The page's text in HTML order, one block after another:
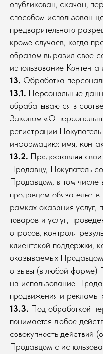
опубликован, скачан,
способом использован
предварительного
кроме случаев, когда
образом выразил свое
использование
13. Обработка
13.1. Персональные
обрабатываются в
Законом «О
регистрации
информацию: имя,
13.2. Предоставляя
Продавцу, Покупатель
Продавцом, в том числе
продавцом
рамках оказания
товаров и услуг,
опросов, контроля
клиентской поддержки,
оказываемых
отзывы (в любой форме)
на использование
продвижения и рекламы
13.3. Под обработкой
понимается любое
совокупность действий
Продавцом с